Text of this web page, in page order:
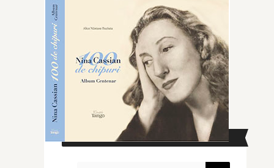
CAUTĂ ÎN SITE